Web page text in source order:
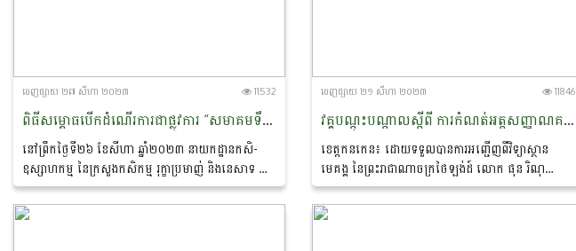
ចេញ​ផ្សាយ​ ២៧ សីហា ២០២៣ 11532
ពិធីសម្ភោធបើកដំណើរការជាផ្លូវការ “សមាគមទឹកឃ្មុំកម្ពុជា”
នៅព្រឹកថ្ងៃទី២៦ ខែសីហា ឆ្នាំ២០២៣ នាយកដ្ឋានកសិ-
ឧស្សាហកម្ម នៃក្រសួងកសិកម្ម រុក្ខាប្រមាញ់ និងនេសាទ បាន
សហការជាមួយសមាគមទឹកឃ្មុំកម្ពុជា បានរៀបចំពិធីសម្ភោធ
ជាផ្លូវការនូវសមាគមទឹកឃ្មុំកម្ពុជា...
ចេញ​ផ្សាយ​ ២១ សីហា ២០២៣ 11846
វគ្គបណ្ដុះបណ្ដាលស្ដីពី ការកំណត់អត្តសញ្ញាណគម្រោងក្នុងតំបន់ (Training on Regional Project Identification)
ខេត្តកនកេន៖ ដោយទទួលបានការអញ្ជើញពីវិទ្យាស្ថាន
មេគង្គ នៃព្រះរាជាណាចក្រថៃឡង់ដ៍ លោក ផុន រិណុ
ប្រធានការិយាល័យគ្រប់គ្រងការកែច្នៃ នៃនាយកដ្ឋានកសិ-
ឧស្សាហកម្ម ក្រសួងកសិកម្ម...